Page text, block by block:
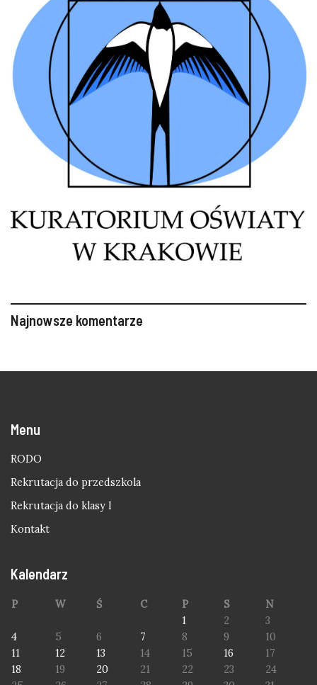
Najnowsze komentarze
Menu
RODO
Rekrutacja do przedszkola
Rekrutacja do klasy I
Kontakt
Kalendarz
P W Ś C P S
N
1
2
3
4
5 6 7 8 9
10
11
12 13 14 15 16
17
18
19 20 21 22 23
24